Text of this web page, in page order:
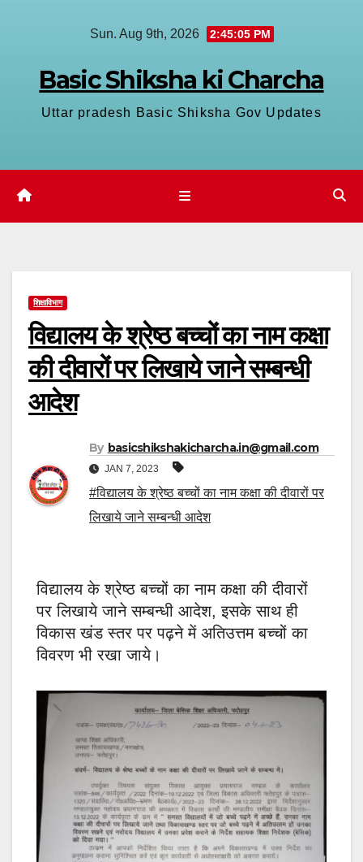
Sun. Aug 9th, 2026 2:45:06 PM
Basic Shiksha ki Charcha
Uttar pradesh Basic Shiksha Gov Updates
शिक्षाविभाग
विद्यालय के श्रेष्ठ बच्चों का नाम कक्षा
की दीवारों पर लिखाये जाने सम्बन्धी
आदेश
By basicshikshakicharcha.in@gmail.com
JAN 7, 2023
#विद्यालय के श्रेष्ठ बच्चों का नाम कक्षा की दीवारों पर
लिखाये जाने सम्बन्धी आदेश
विद्यालय के श्रेष्ठ बच्चों का नाम कक्षा की दीवारों
पर लिखाये जाने सम्बन्धी आदेश, इसके साथ ही
विकास खंड स्तर पर पढ़ने में अतिउत्तम बच्चों का
विवरण भी रखा जाये।